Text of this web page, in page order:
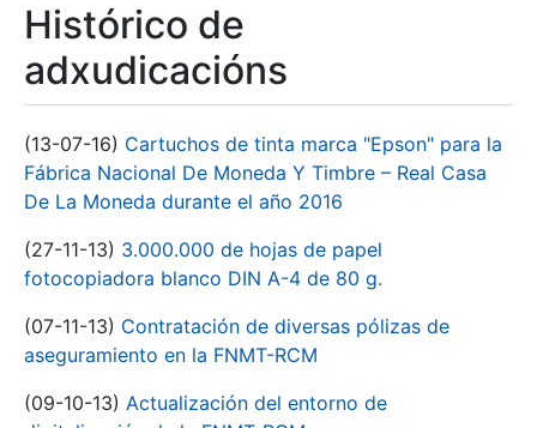
Histórico de
adxudicacións
(13-07-16) Cartuchos de tinta marca "Epson" para la
Fábrica Nacional De Moneda Y Timbre – Real Casa
De La Moneda durante el año 2016
(27-11-13) 3.000.000 de hojas de papel
fotocopiadora blanco DIN A-4 de 80 g.
(07-11-13) Contratación de diversas pólizas de
aseguramiento en la FNMT-RCM
(09-10-13) Actualización del entorno de